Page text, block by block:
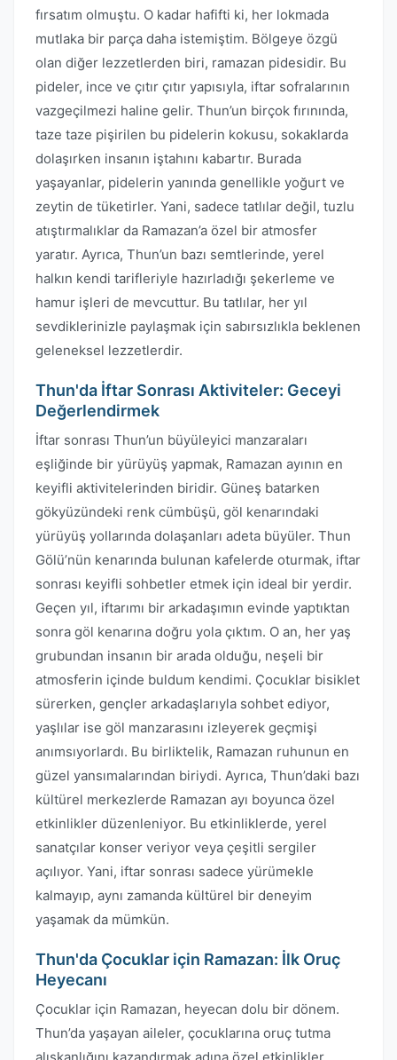
fırsatım olmuştu. O kadar hafifti ki, her lokmada
mutlaka bir parça daha istemiştim. Bölgeye özgü
olan diğer lezzetlerden biri, ramazan pidesidir. Bu
pideler, ince ve çıtır çıtır yapısıyla, iftar sofralarının
vazgeçilmezi haline gelir. Thun’un birçok fırınında,
taze taze pişirilen bu pidelerin kokusu, sokaklarda
dolaşırken insanın iştahını kabartır. Burada
yaşayanlar, pidelerin yanında genellikle yoğurt ve
zeytin de tüketirler. Yani, sadece tatlılar değil, tuzlu
atıştırmalıklar da Ramazan’a özel bir atmosfer
yaratır. Ayrıca, Thun’un bazı semtlerinde, yerel
halkın kendi tarifleriyle hazırladığı şekerleme ve
hamur işleri de mevcuttur. Bu tatlılar, her yıl
sevdiklerinizle paylaşmak için sabırsızlıkla beklenen
geleneksel lezzetlerdir.
Thun'da İftar Sonrası Aktiviteler: Geceyi
Değerlendirmek
İftar sonrası Thun’un büyüleyici manzaraları
eşliğinde bir yürüyüş yapmak, Ramazan ayının en
keyifli aktivitelerinden biridir. Güneş batarken
gökyüzündeki renk cümbüşü, göl kenarındaki
yürüyüş yollarında dolaşanları adeta büyüler. Thun
Gölü’nün kenarında bulunan kafelerde oturmak, iftar
sonrası keyifli sohbetler etmek için ideal bir yerdir.
Geçen yıl, iftarımı bir arkadaşımın evinde yaptıktan
sonra göl kenarına doğru yola çıktım. O an, her yaş
grubundan insanın bir arada olduğu, neşeli bir
atmosferin içinde buldum kendimi. Çocuklar bisiklet
sürerken, gençler arkadaşlarıyla sohbet ediyor,
yaşlılar ise göl manzarasını izleyerek geçmişi
anımsıyorlardı. Bu birliktelik, Ramazan ruhunun en
güzel yansımalarından biriydi. Ayrıca, Thun’daki bazı
kültürel merkezlerde Ramazan ayı boyunca özel
etkinlikler düzenleniyor. Bu etkinliklerde, yerel
sanatçılar konser veriyor veya çeşitli sergiler
açılıyor. Yani, iftar sonrası sadece yürümekle
kalmayıp, aynı zamanda kültürel bir deneyim
yaşamak da mümkün.
Thun'da Çocuklar için Ramazan: İlk Oruç
Heyecanı
Çocuklar için Ramazan, heyecan dolu bir dönem.
Thun’da yaşayan aileler, çocuklarına oruç tutma